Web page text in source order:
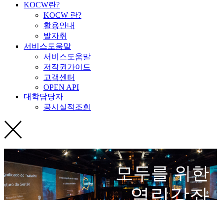
KOCW란?
KOCW 란?
활용안내
발자취
서비스도움말
서비스도움말
저작권가이드
고객센터
OPEN API
대학담당자
공시실적조회
모두를 위한